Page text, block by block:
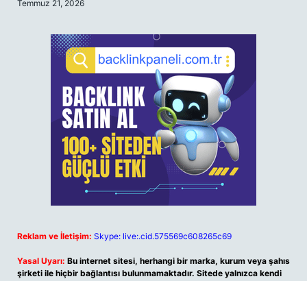
Temmuz 21, 2026
Reklam ve İletişim: Skype: live:.cid.575569c608265c69
Yasal Uyarı: Bu internet sitesi, herhangi bir marka, kurum veya şahıs
şirketi ile hiçbir bağlantısı bulunmamaktadır. Sitede yalnızca kendi